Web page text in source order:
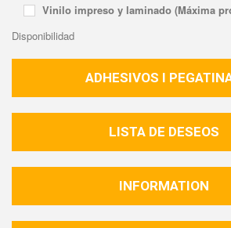
Vinilo impreso y laminado (Máxima
Disponibilidad
ADHESIVOS I
LISTA DE DESEOS
INFORMATION